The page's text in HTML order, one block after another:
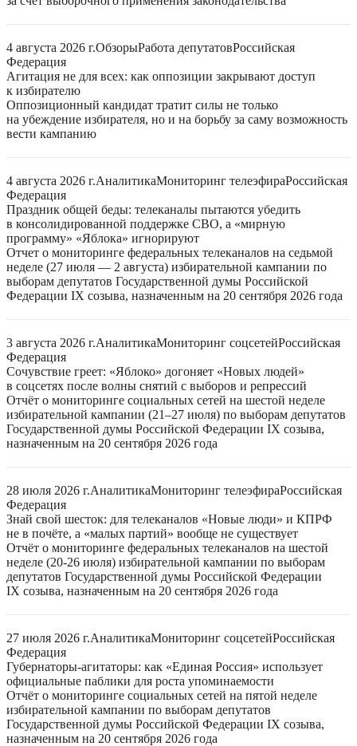
4 августа 2026 г.ОбзорыРабота депутатовРоссийская
Федерация
Агитация не для всех: как оппозиции закрывают доступ
к избирателю
Оппозиционный кандидат тратит силы не только
на убеждение избирателя, но и на борьбу за саму возможность
вести кампанию
4 августа 2026 г.АналитикаМониторинг телеэфираРоссийская
Федерация
Праздник общей беды: телеканалы пытаются убедить
в консолидированной поддержке СВО, а «мирную
программу» «Яблока» игнорируют
Отчет о мониторинге федеральных телеканалов на седьмой
неделе (27 июля — 2 августа) избирательной кампании по
выборам депутатов Государственной думы Российской
Федерации IX созыва, назначенным на 20 сентября 2026 года
3 августа 2026 г.АналитикаМониторинг соцсетейРоссийская
Федерация
Сочувствие греет: «Яблоко» догоняет «Новых людей»
в соцсетях после волны снятий с выборов и репрессий
Отчёт о мониторинге социальных сетей на шестой неделе
избирательной кампании (21–27 июля) по выборам депутатов
Государственной думы Российской Федерации IX созыва,
назначенным на 20 сентября 2026 года
28 июля 2026 г.АналитикаМониторинг телеэфираРоссийская
Федерация
Знай свой шесток: для телеканалов «Новые люди» и КПРФ
не в почёте, а «малых партий» вообще не существует
Отчёт о мониторинге федеральных телеканалов на шестой
неделе (20-26 июля) избирательной кампании по выборам
депутатов Государственной думы Российской Федерации
IX созыва, назначенным на 20 сентября 2026 года
27 июля 2026 г.АналитикаМониторинг соцсетейРоссийская
Федерация
Губернаторы-агитаторы: как «Единая Россия» использует
официальные паблики для роста упоминаемости
Отчёт о мониторинге социальных сетей на пятой неделе
избирательной кампании по выборам депутатов
Государственной думы Российской Федерации IX созыва,
назначенным на 20 сентября 2026 года